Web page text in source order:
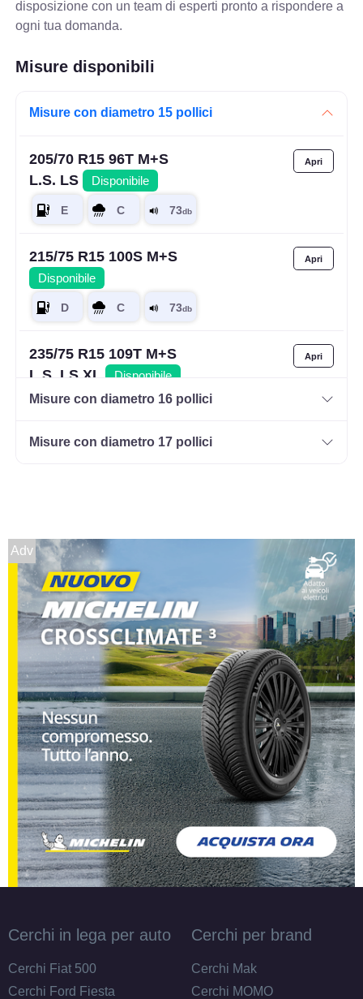
disposizione con un team di esperti pronto a rispondere a
ogni tua domanda.
Misure disponibili
Misure con diametro 15 pollici
205/70 R15 96T M+S
L.S. LS
Disponibile
215/75 R15 100S M+S
Disponibile
235/75 R15 109T M+S
L.S. LS XL
Disponibile
255/70 R15 108T M+S
235/75 R15 104S M+S
6PR BSW
Disponibile
235/75 R15 109T M+S
Disponibile
265/70 R15 112T M+S
L.S. LS
Disponibile
10.5/31 R15 109R M+S
Disponibile
Misure con diametro 16 pollici
Misure con diametro 17 pollici
Adv
Cerchi in lega per auto
Cerchi Fiat 500
Cerchi Ford Fiesta
Cerchi per brand
Cerchi Mak
Cerchi MOMO